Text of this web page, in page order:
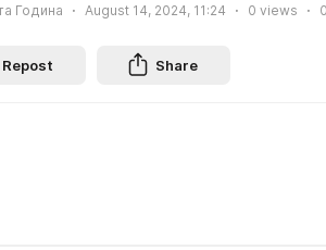
Година August 14, 2024, 11:24 0 views 0
Repost Share